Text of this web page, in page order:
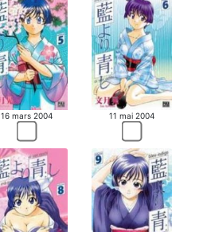
16 mars 2004 11 mai 2004